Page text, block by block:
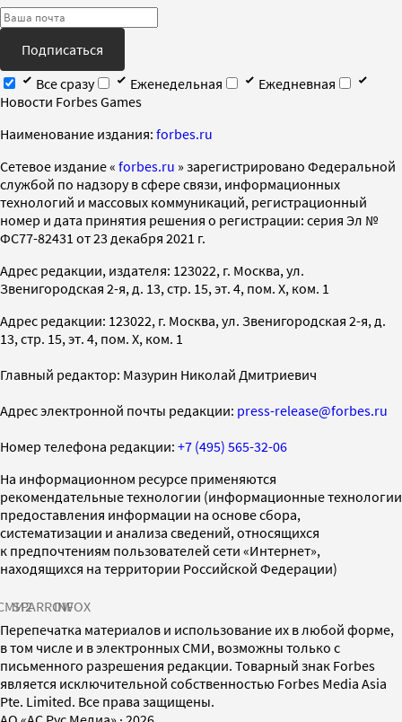
Подписаться
Все сразу
Еженедельная
Ежедневная
Новости Forbes Games
Наименование издания: forbes.ru
Cетевое издание « forbes.ru » зарегистрировано Федеральной
службой по надзору в сфере связи, информационных
технологий и массовых коммуникаций, регистрационный
номер и дата принятия решения о регистрации: серия Эл №
ФС77-82431 от 23 декабря 2021 г.
Адрес редакции, издателя: 123022, г. Москва, ул.
Звенигородская 2-я, д. 13, стр. 15, эт. 4, пом. X, ком. 1
Адрес редакции: 123022, г. Москва, ул. Звенигородская 2-я, д.
13, стр. 15, эт. 4, пом. X, ком. 1
Главный редактор: Мазурин Николай Дмитриевич
Адрес электронной почты редакции: press-release@forbes.ru
Номер телефона редакции: +7 (495) 565-32-06
На информационном ресурсе применяются
рекомендательные технологии (информационные технологии
предоставления информации на основе сбора,
систематизации и анализа сведений, относящихся
к предпочтениям пользователей сети «Интернет»,
находящихся на территории Российской Федерации)
SPARROWINFOX
Перепечатка материалов и использование их в любой форме,
в том числе и в электронных СМИ, возможны только с
письменного разрешения редакции. Товарный знак Forbes
является исключительной собственностью Forbes Media Asia
Pte. Limited. Все права защищены.